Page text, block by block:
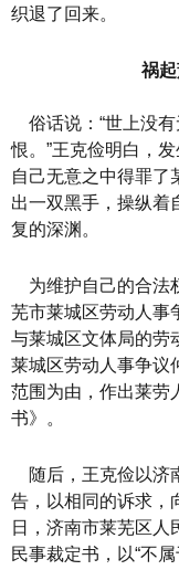
织退了回来。
祸
俗话说：“世上没
恨。”王克俭明白，
自己无意之中得罪了
出一双黑手，操纵着
复的深渊。
为维护自己的合法
芜市莱城区劳动人事
与莱城区文体局的劳
莱城区劳动人事争议
范围为由，作出莱劳
书》。
随后，王克俭以济
告，以相同的诉求，
日，济南市莱芜区
民事裁定书，以“不